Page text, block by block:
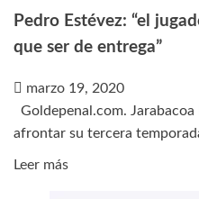
Qatar
2022
Pedro Estévez: “el
que ser de entrega”
marzo 19, 2020
Goldepenal.com.
afrontar su tercera
Leer másLeer